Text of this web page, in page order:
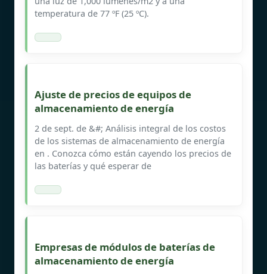
temperatura de 77 ºF (25 ºC).
Ajuste de precios de equipos de
almacenamiento de energía
2 de sept. de &#; Análisis integral de los costos
de los sistemas de almacenamiento de energía
en . Conozca cómo están cayendo los precios de
las baterías y qué esperar de
Empresas de módulos de baterías de
almacenamiento de energía